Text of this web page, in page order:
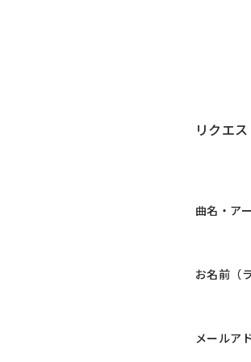
リクエ
曲名・ア
お名前（
メールア